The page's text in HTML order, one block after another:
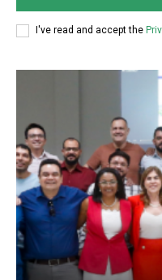
I've read and accept the